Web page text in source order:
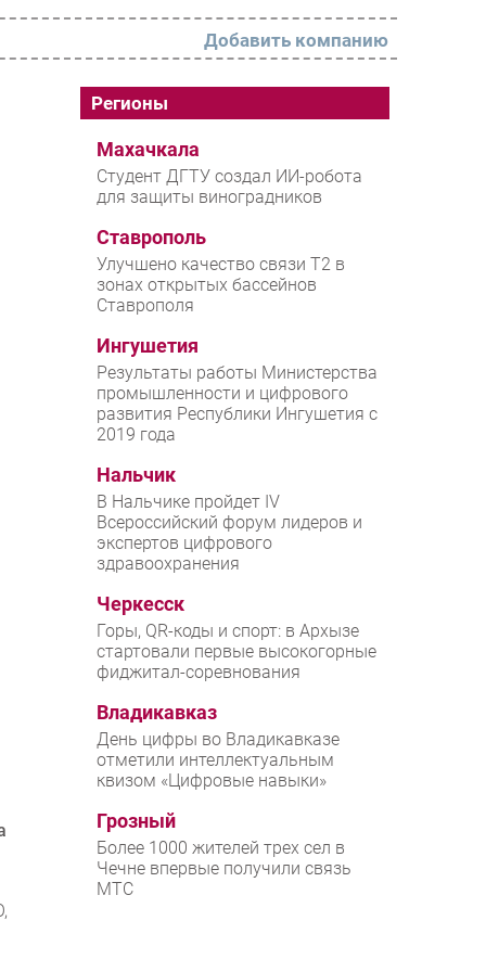
РАЗДЕЛЫ
Новости
Аналитика
Мероприятия
Проекты
IT класс
Тестовый стенд
Каталог компаний
Добавить компанию
Регионы
Махачкала
Студент ДГТУ создал ИИ-робота
для защиты виноградников
Ставрополь
Улучшено качество связи T2 в
зонах открытых бассейнов
Ставрополя
Ингушетия
Результаты работы Министерства
промышленности и цифрового
развития Республики Ингушетия с
2019 года
Нальчик
В Нальчике пройдет IV
Всероссийский форум лидеров и
экспертов цифрового
здравоохранения
Черкесск
Горы, QR-коды и спорт: в Архызе
стартовали первые высокогорные
фиджитал-соревнования
Владикавказ
День цифры во Владикавказе
отметили интеллектуальным
квизом «Цифровые навыки»
Грозный
Более 1000 жителей трех сел в
Чечне впервые получили связь
МТС